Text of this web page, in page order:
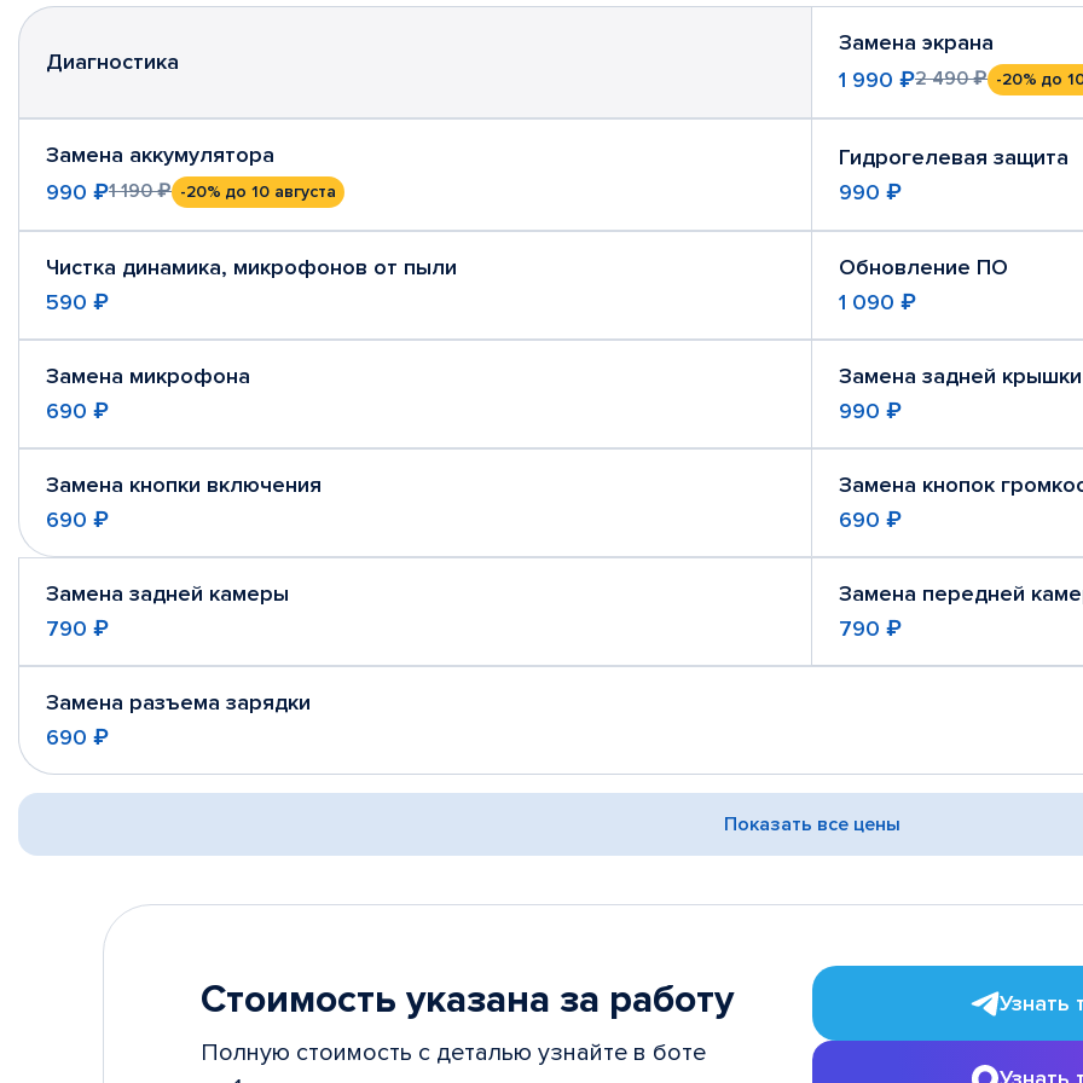
Диагностика
Замена экрана
1 990 ₽2 490 ₽ -20% до
Замена аккумулятора
990 ₽1 190 ₽ -20% до 10 августа
Гидрогелевая защита
990 ₽
Чистка динамика, микрофонов от пыли
590 ₽
Обновление ПО
1 090 ₽
Замена микрофона
690 ₽
Замена задней крышки
990 ₽
Замена кнопки включения
690 ₽
Замена кнопок
690 ₽
Замена задней камеры
790 ₽
Замена передней
790 ₽
Замена разъема зарядки
690 ₽
Показать все цены
Стоимость указана за работу
Полную стоимость с деталью узнайте в боте
Узнать
Узнать